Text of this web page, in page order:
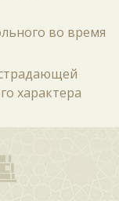
во время
характера